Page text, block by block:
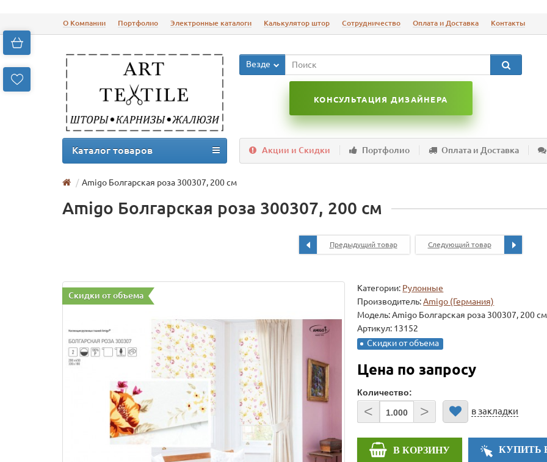
О Компании Портфолио Электронные каталоги Калькулятор штор Сотрудничество Оплата и Доставка Контакты
Везде
КОНСУЛЬТАЦИЯ ДИЗАЙНЕРА
Акции и Скидки Портфолио Оплата и Доставка
Каталог товаров
Amigo Болгарская роза 300307, 200 см
Amigo Болгарская роза 300307, 200 см
Предыдущий товар Следующий товар
Скидки от объема
Категории: Рулонные
Производитель:Amigo (Германия)
Модель:Amigo Болгарская роза 300307, 200 см
Артикул: 13152
Скидки от объема
Цена по запросу
Количество:
< > в закладки
В КОРЗИНУ КУПИТЬ